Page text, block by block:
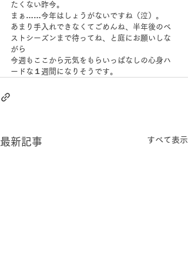
たくない昨今。
まぁ……今年はしょうがないですね（泣）。
あまり手入れできなくてごめんね、半年後のベ
ストシーズンまで待ってね、と庭にお願いしな
がら
今週もここから元気をもらいっぱなしの心身ハ
ードな１週間になりそうです。
最新記事 すべて表示